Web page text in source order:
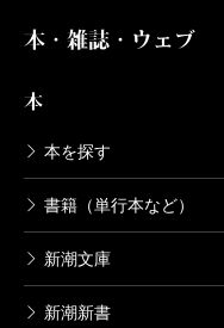
本・雑誌・ウェブ
本
本を探す
書籍（単行本など）
新潮文庫
新潮新書